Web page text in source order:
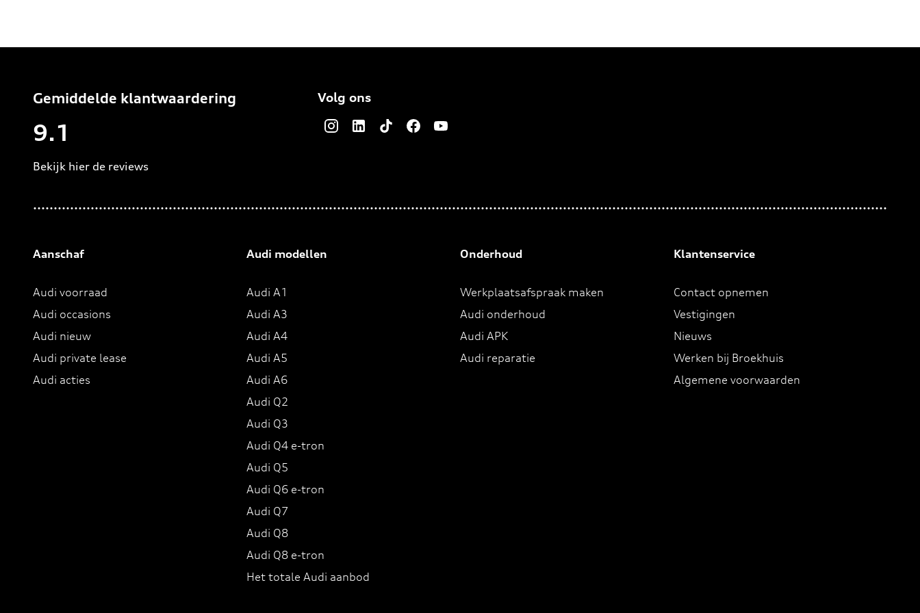
Gemiddelde klantwaardering
9.1
Bekijk hier de reviews
van
Volg ons
Aanschaf
Audi voorraad
Audi occasions
Audi nieuw
Audi private lease
Audi acties
Audi modellen
Audi A1
Audi A3
Audi A4
Audi A5
Audi A6
Audi Q2
Audi Q3
Audi Q4 e-tron
Audi Q5
Audi Q6 e-tron
Audi Q7
Audi Q8
Audi Q8 e-tron
Het totale Audi aanbod
Onderhoud
Werkplaatsafspraak maken
Audi onderhoud
Audi APK
Audi reparatie
Klantenservice
Contact opnemen
Vestigingen
Nieuws
Werken bij Broekhuis
Algemene voorwaarden